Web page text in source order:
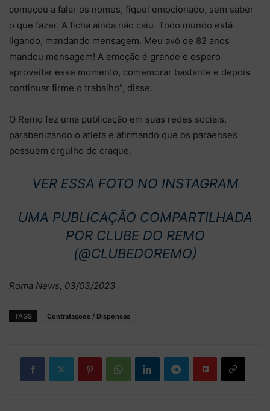
começou a falar os nomes, fiquei emocionado, sem saber
o que fazer. A ficha ainda não caiu. Todo mundo está
ligando, mandando mensagem. Meu avô de 82 anos
mandou mensagem! A emoção é grande e espero
aproveitar esse momento, comemorar bastante e depois
continuar firme o trabalho”, disse.
O Remo fez uma publicação em suas redes sociais,
parabenizando o atleta e afirmando que os paraenses
possuem orgulho do craque.
VER ESSA FOTO NO INSTAGRAM
UMA PUBLICAÇÃO COMPARTILHADA
POR CLUBE DO REMO
(@CLUBEDOREMO)
Roma News, 03/03/2023
TAGS Contratações / Dispensas